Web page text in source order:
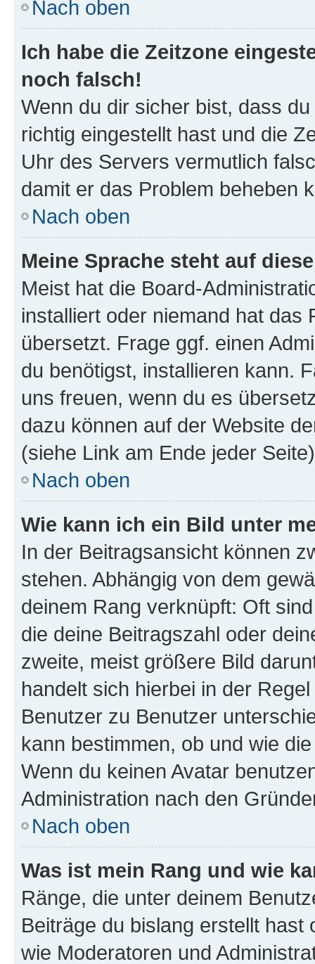
Nach oben
Ich habe die Zeitzone
noch falsch!
Wenn du dir sicher bist, dass
richtig eingestellt hast und die
Uhr des Servers vermutlich
damit er das Problem beheben
Nach oben
Meine Sprache steht auf
Meist hat die Board-
installiert oder niemand hat das
übersetzt. Frage ggf. einen
du benötigst, installieren kann.
uns freuen, wenn du es
dazu können auf der Website
(siehe Link am Ende jeder
Nach oben
Wie kann ich ein Bild unter
In der Beitragsansicht können
stehen. Abhängig von dem
deinem Rang verknüpft: Oft
die deine Beitragszahl oder
zweite, meist größere Bild
handelt sich hierbei in der
Benutzer zu Benutzer
kann bestimmen, ob und wie
Wenn du keinen Avatar
Administration nach den
Nach oben
Was ist mein Rang und wie
Ränge, die unter deinem
Beiträge du bislang erstellt
wie Moderatoren und